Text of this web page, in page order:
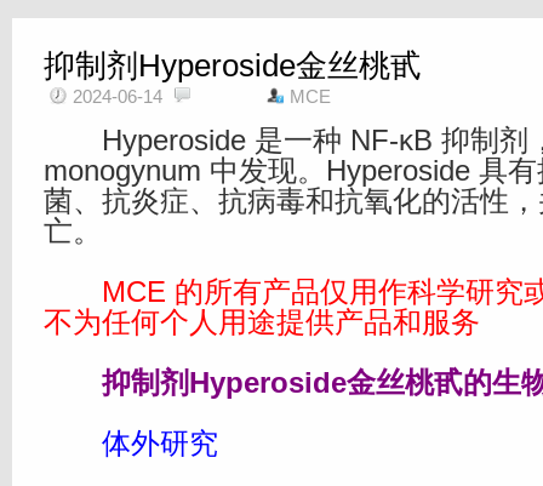
抑制剂Hyperoside金丝桃甙
2024-06-14 MCE
Hyperoside 是一种 NF-κB 抑制剂
monogynum 中发现。Hyperoside 具
菌、抗炎症、抗病毒和抗氧化的活性
亡。
MCE 的所有产品仅用作科学研究
不为任何个人用途提供产品和服务
抑制剂Hyperoside金丝桃甙的生
体外研究